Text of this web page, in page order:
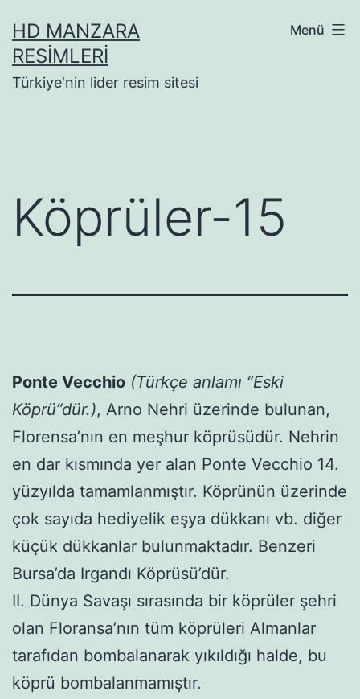
geçHD MANZARA
RESIMLERI
Türkiye'nin lider resim sitesi
Menü
Köprüler-15
Ponte Vecchio (Türkçe anlamı “Eski
Köprü”dür.), Arno Nehri üzerinde bulunan,
Florensa’nın en meşhur köprüsüdür. Nehrin
en dar kısmında yer alan Ponte Vecchio 14.
yüzyılda tamamlanmıştır. Köprünün üzerinde
çok sayıda hediyelik eşya dükkanı vb. diğer
küçük dükkanlar bulunmaktadır. Benzeri
Bursa’da Irgandı Köprüsü’dür.
II. Dünya Savaşı sırasında bir köprüler şehri
olan Floransa’nın tüm köprüleri Almanlar
tarafıdan bombalanarak yıkıldığı halde, bu
köprü bombalanmamıştır.